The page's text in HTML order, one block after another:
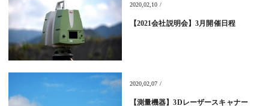
2020,02,10 /
【2021会社説明会】3月開催日程
2020,02,07 /
【測量機器】3Dレーザースキャナー